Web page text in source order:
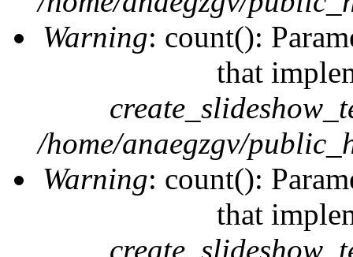
Warning: count():
that
/home/anaegzgv/
Warning: count():
that